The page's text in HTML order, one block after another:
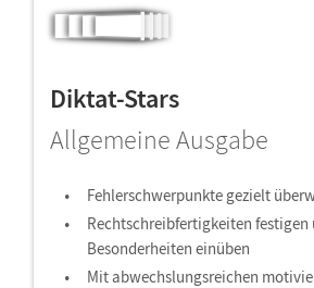
Diktat-Stars
Allgemeine Ausgabe
Fehlerschwerpunkte gezielt
Rechtschreibfertigkeiten festigen
Besonderheiten einüben
Mit abwechslungsreichen